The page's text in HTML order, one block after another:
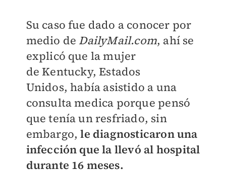
Su caso fue dado a conocer por
medio de DailyMail.com, ahí se
explicó que la mujer
deKentucky, Estados
Unidos,había asistido a una
consulta medica porque pensó
que tenía un resfriado, sin
embargo,le diagnosticaron una
infección que la llevó al hospital
durante 16 meses.